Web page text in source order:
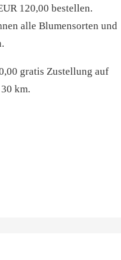
120,00 bestellen.
alle Blumensorten und
gratis Zustellung auf
km.